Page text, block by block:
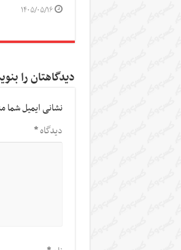
۱۴۰۵/۰۵/۱۶
دیدگاهتان را
نشانی ایمیل شما
دیدگاه*